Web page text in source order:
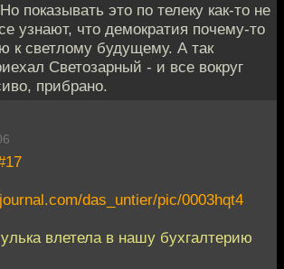
показывать это по телеку как-то не
узнают, что демократия почему-то
к светлому будущему. А так
Светозарный - и все вокруг
прибрано.
das_untier/pic/0003hqt4
влетела в нашу бухгалтерию